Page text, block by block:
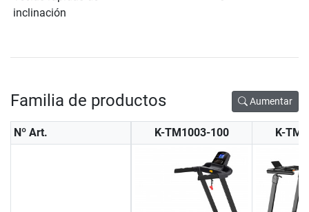
inclinación
Familia de productos Aumentar
Nº Art. K-TM1003-100 K-